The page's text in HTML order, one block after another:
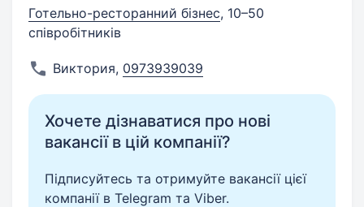
Готельно-ресторанний бізнес, 10–50
співробітників
Виктория, 0973939039
Хочете дізнаватися про нові
вакансії в цій компанії?
Підписуйтесь та отримуйте вакансії цієї
компанії в Telegram та Viber.